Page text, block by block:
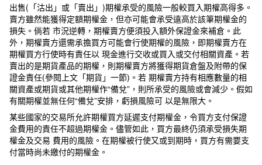
出售(「沽出」或「賣出」)期權承受的風險一般較買入期權高得多。
賣方雖然能獲得定額期權金，但亦可能會承受遠高於該筆期權金的
損失。倘若 市況逆轉，期權賣方便須投入額外保證金來補倉。此
外，期權賣方還需承擔買方可能會行使期權的風險，即期權賣方在
期權買方行使時有責任以 現金進行交收或買入或交付相關資產。若
賣出的是期貨產品的期權，則期權賣方將獲得期貨倉盤及附帶的保
證金責任(參閱上文「期貨」一節)。若 期權賣方持有相應數量的相
關資產或期貨或其他期權作“備兌”，則所承受的風險或會減少。假如
有關期權並無任何“備兌”安排，虧損風險可 以是無限大。
某些國家的交易所允許期權買方延遲支付期權金，令買方支付保證
金費用的責任不超過期權金。儘管如此，買方最終仍須承受損失期
權金及交易 費用的風險。在期權被行使又或到期時，買方有需要支
付當時尚未繳付的期權金。